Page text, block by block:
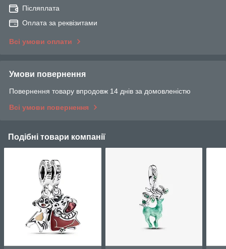
Післяплата
Оплата за реквізитами
Всі умови оплати
Умови повернення
Повернення товару впродовж 14 днів за домовленістю
Всі умови повернення
Подібні товари компанії